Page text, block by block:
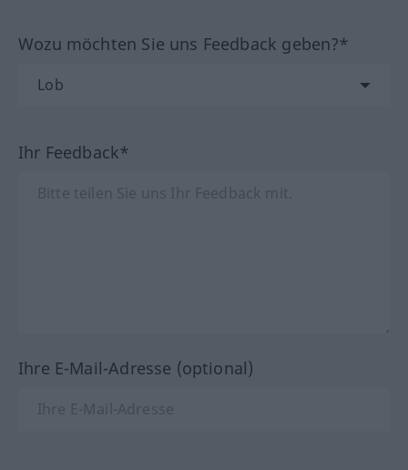
Wozu möchten Sie uns Feedback geben?*
Ihr Feedback*
Ihre E-Mail-Adresse (optional)